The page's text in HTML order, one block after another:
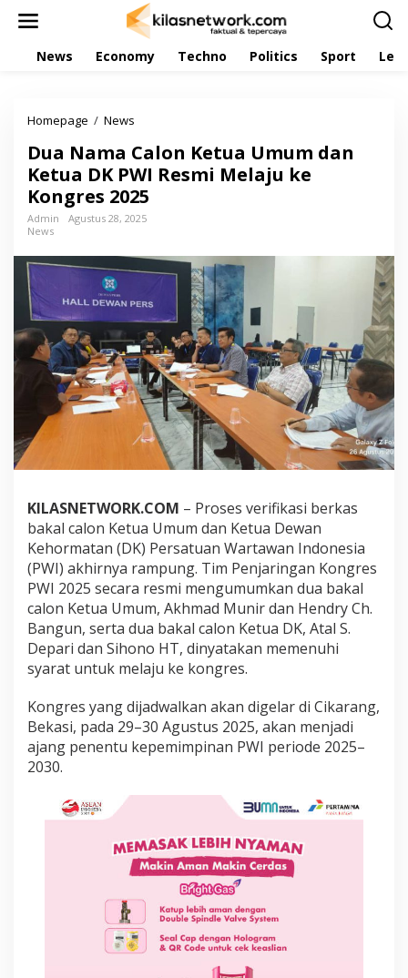
News Economy Techno Politics Sport
Homepage / News
a
N
a
m
a
l
n
K
e
t
u
a
U
m
u
m
K
e
t
u
a
D
K
P
W
R
s
m
i
l
u
k
e
n
g
r
Dua Nama Calon Ketua Umum dan
Ketua DK PWI Resmi Melaju ke
Kongres 2025
Admin
Agustus 28, 2025
News
KILASNETWORK.COM – Proses verifikasi berkas
bakal calon Ketua Umum dan Ketua Dewan
Kehormatan (DK) Persatuan Wartawan Indonesia
(PWI) akhirnya rampung. Tim Penjaringan Kongres
PWI 2025 secara resmi mengumumkan dua bakal
calon Ketua Umum, Akhmad Munir dan Hendry Ch.
Bangun, serta dua bakal calon Ketua DK, Atal S.
Depari dan Sihono HT, dinyatakan memenuhi
syarat untuk melaju ke kongres.
Kongres yang dijadwalkan akan digelar di Cikarang,
Bekasi, pada 29–30 Agustus 2025, akan menjadi
ajang penentu kepemimpinan PWI periode 2025–
2030.